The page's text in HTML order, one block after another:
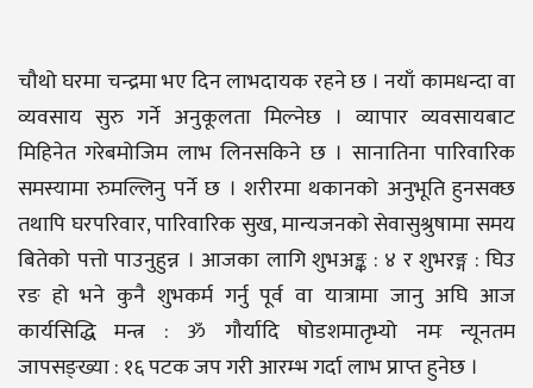
चौथो घरमा चन्द्रमा भए दिन लाभदायक रहने छ । नयाँ कामधन्दा वा
व्यवसाय सुरु गर्ने अनुकूलता मिल्नेछ । व्यापार व्यवसायबाट
मिहिनेत गरेबमोजिम लाभ लिनसकिने छ । सानातिना पारिवारिक
समस्यामा रुमल्लिनु पर्ने छ । शरीरमा थकानको अनुभूति हुनसक्छ
तथापि घरपरिवार, पारिवारिक सुख, मान्यजनको सेवासुश्रुषामा समय
बितेको पत्तो पाउनुहुन्न । आजका लागि शुभअङ्क : ४ र शुभरङ्ग : घिउ
रङ हो भने कुनै शुभकर्म गर्नु पूर्व वा यात्रामा जानु अघि आज
कार्यसिद्धि मन्त्र : ॐ गौर्यादि षोडशमातृभ्यो नमः न्यूनतम
जापसङ्ख्या : १६ पटक जप गरी आरम्भ गर्दा लाभ प्राप्त हुनेछ ।